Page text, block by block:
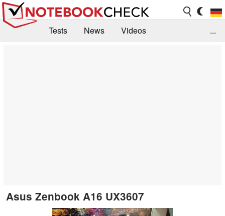
Tests News
Videos
...
Asus Zenbook A16 UX3607